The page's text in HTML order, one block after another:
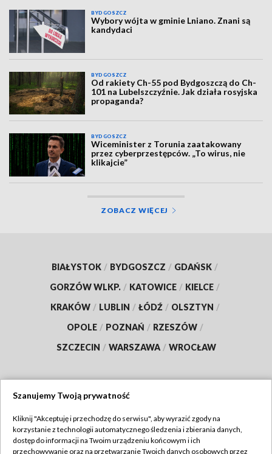
BYDGOSZCZ
Wybory wójta w gminie Lniano. Znani są
kandydaci
BYDGOSZCZ
Od rakiety Ch-55 pod Bydgoszczą do Ch-
101 na Lubelszczyźnie. Jak działa rosyjska
propaganda?
BYDGOSZCZ
Wiceminister z Torunia zaatakowany
przez cyberprzestępców. „To wirus, nie
klikajcie”
ZOBACZ WIĘCEJ
BIAŁYSTOK / BYDGOSZCZ / GDAŃSK /
GORZÓW WLKP. / KATOWICE / KIELCE /
KRAKÓW / LUBLIN / ŁÓDŹ / OLSZTYN /
OPOLE / POZNAŃ / RZESZÓW /
SZCZECIN / WARSZAWA / WROCŁAW
TVP
Abonament TVP
Szanujemy Twoją prywatność
Kliknij "Akceptuję i przechodzę do serwisu", aby wyrazić zgody na
korzystanie z technologii automatycznego śledzenia i zbierania danych,
dostęp do informacji na Twoim urządzeniu końcowym i ich
przechowywanie oraz na przetwarzanie Twoich danych osobowych przez